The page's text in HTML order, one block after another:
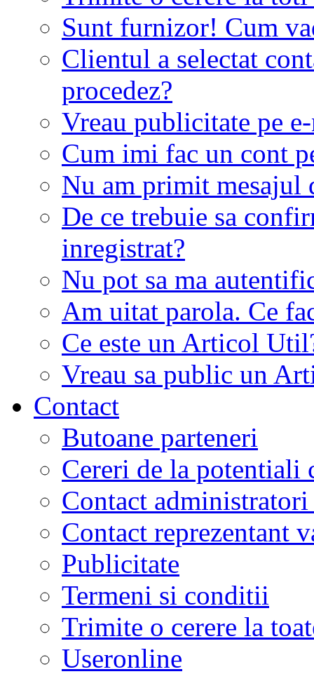
Sunt furnizor! Cum
Clientul a selectat
procedez?
Vreau publicitate pe
Cum imi fac un cont
Nu am primit mesajul
De ce trebuie sa
inregistrat?
Nu pot sa ma
Am uitat parola. Ce
Ce este un Articol
Vreau sa public un
Contact
Butoane parteneri
Cereri de la potentiali
Contact
Contact reprezentant
Publicitate
Termeni si conditii
Trimite o cerere la
Useronline